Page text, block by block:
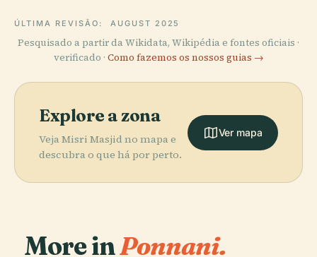
ÚLTIMA REVISÃO: AUGUST 2025
Pesquisado a partir da Wikidata, Wikipédia e fontes oficiais ·
verificado · Como fazemos os nossos guias →
Explore a zona
Veja Misri Masjid no mapa e
descubra o que há por perto.
Ver mapa
More inPonnani.